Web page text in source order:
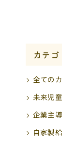
カテゴ
全ての
未来児
企業主
自家製